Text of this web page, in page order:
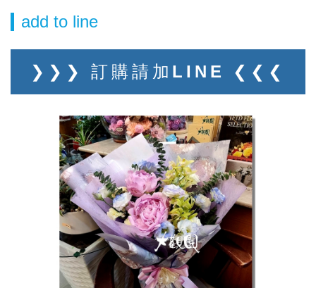
add to line
❯❯❯ 訂購請加LINE ❮❮❮